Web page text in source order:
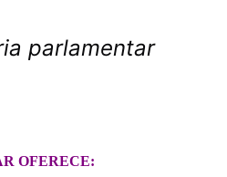
parlamentar
OFERECE: